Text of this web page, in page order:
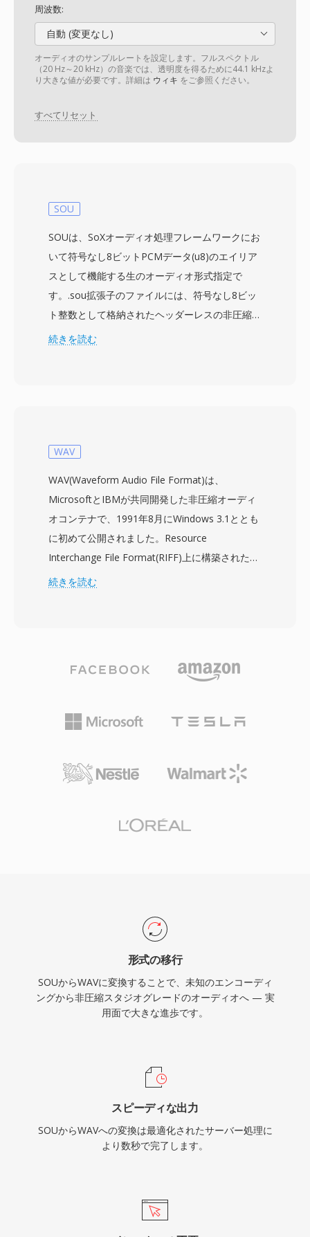
周波数:
自動 (変更なし)
オーディオのサンプルレートを設定します。フルスペクトル
（20 Hz～20 kHz）の音楽では、透明度を得るために44.1 kHzよ
り大きな値が必要です。詳細は ウィキ をご参照ください。
すべてリセット
SOU
SOUは、SoXオーディオ処理フレームワークにお
いて符号なし8ビットPCMデータ(u8)のエイリア
スとして機能する生のオーディオ形式指定で
す。.sou拡張子のファイルには、符号なし8ビッ
ト整数として格納されたヘッダーレスの非圧縮オ
ーディオサンプルが含まれます — 各バイトは0
ハードウェアがサポートする任意のレートを表現
ディングは、WAVやAIFFなどの構造化されたオ
ーディオコンテナに先立つ、最もシンプルなデジ
タルオーディオ表現の一つです。生の符号なし
PCMは、ストレージの制約と限られた処理能力
によりヘッダーレス形式が実用的な選択であった
1980年代後半から1990年代前半に、初期のサウ
が可能な任意のプログラムで読み取れ、コンテナ
構造やメタデータデコーディングの解析は不要で
ーディオの基礎を学ぶ教育の文脈で有用です。形
サンプルをWAVやAIFFヘッダーでラップするだ
けでトランスコーディングなしに任意の最新コン
とを意味します。
続きを読む
WAV
WAV(Waveform Audio File Format)は、
MicrosoftとIBMが共同開発した非圧縮オーディ
オコンテナで、1991年8月にWindows 3.1ととも
に初めて公開されました。Resource
Interchange File Format(RIFF)上に構築された
WAVは、オーディオデータ — 最も一般的にはリ
ファクトスタンダードとなり、事実上すべてのオ
メディアプレーヤーで普遍的に受け入れられる交
換形式となりました。CD品質のWAVファイルは
し、プロフェッショナルワークフローでは最大
ゼロロスの忠実度です — 標準のWAVは圧縮を適
ータをサポートし、タイムスタンプや制作ノート
を可能にします。主なトレードオフはファイルサ
イズで、CD品質ステレオの1分間は約10 MBを
占め、32ビットRIFF構造は4 GBの制限を課しま
すが、RF64によってその上限は解除されます。
続きを読む
形式の移行
SOUからWAVに変換することで、未知のエンコーディ
ングから非圧縮スタジオグレードのオーディオへ — 実
用面で大きな進歩です。
スピーディな出力
SOUからWAVへの変換は最適化されたサーバー処理に
より数秒で完了します。